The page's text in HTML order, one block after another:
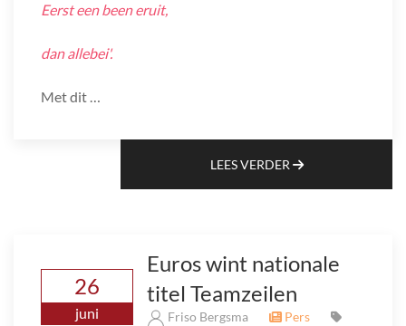
Eerst een been eruit,
dan allebei'.
Met dit …
LEES VERDER
26
juni
Euros wint nationale
titel Teamzeilen
Friso Bergsma
Pers